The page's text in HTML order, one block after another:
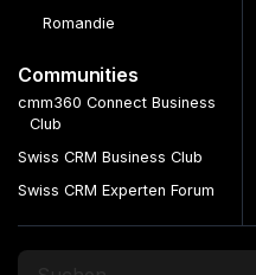
Romandie
Communities
cmm360 Connect Business
Club
Swiss CRM Business Club
Swiss CRM Experten Forum